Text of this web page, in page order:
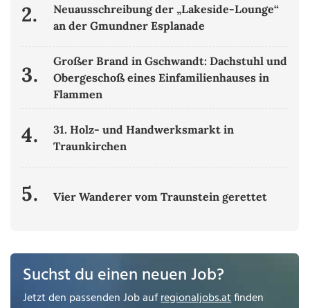
2.
Neuausschreibung der „Lakeside-Lounge“
an der Gmundner Esplanade
3.
Großer Brand in Gschwandt: Dachstuhl und
Obergeschoß eines Einfamilienhauses in
Flammen
4.
31. Holz- und Handwerksmarkt in
Traunkirchen
5. Vier Wanderer vom Traunstein gerettet
Suchst du einen neuen Job?
Jetzt den passenden Job aufregionaljobs.atfinden